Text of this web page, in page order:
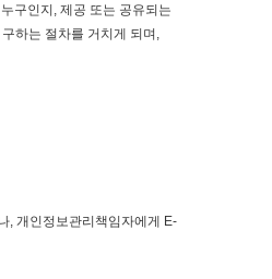
구인지, 제공 또는 공유되는
하는 절차를 거치게 되며,
, 개인정보관리책임자에게 E-